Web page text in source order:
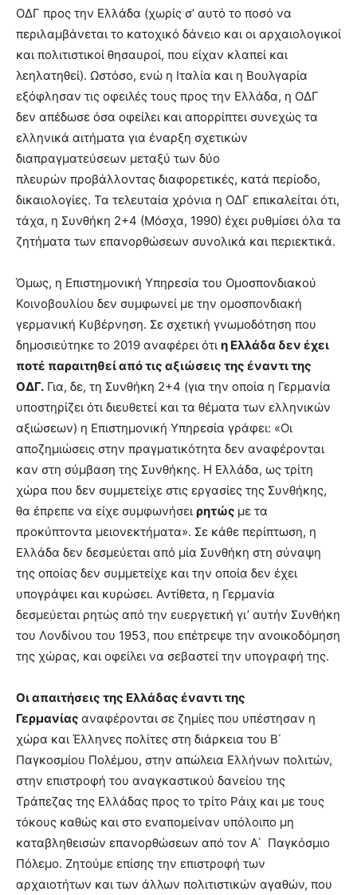
ΟΔΓ προς την Ελλάδα (χωρίς σ’ αυτό το ποσό να
περιλαμβάνεται το κατοχικό δάνειο και οι αρχαιολογικοί
και πολιτιστικοί θησαυροί, που είχαν κλαπεί και
λεηλατηθεί). Ωστόσο, ενώ η Ιταλία και η Βουλγαρία
εξόφλησαν τις οφειλές τους προς την Ελλάδα, η ΟΔΓ
δεν απέδωσε όσα οφείλει και απορρίπτει συνεχώς τα
ελληνικά αιτήματα για έναρξη σχετικών
διαπραγματεύσεων μεταξύ των δύο
πλευρών προβάλλοντας διαφορετικές, κατά περίοδο,
δικαιολογίες. Τα τελευταία χρόνια η ΟΔΓ επικαλείται ότι,
τάχα, η Συνθήκη 2+4 (Μόσχα, 1990) έχει ρυθμίσει όλα τα
ζητήματα των επανορθώσεων συνολικά και περιεκτικά.
Όμως, η Επιστημονική Υπηρεσία του Ομοσπονδιακού
Κοινοβουλίου δεν συμφωνεί με την ομοσπονδιακή
γερμανική Κυβέρνηση. Σε σχετική γνωμοδότηση που
δημοσιεύτηκε το 2019 αναφέρει ότι η Ελλάδα δεν έχει
ποτέ παραιτηθεί από τις αξιώσεις της έναντι της
ΟΔΓ. Για, δε, τη Συνθήκη 2+4 (για την οποία η Γερμανία
υποστηρίζει ότι διευθετεί και τα θέματα των ελληνικών
αξιώσεων) η Επιστημονική Υπηρεσία γράφει: «Οι
αποζημιώσεις στην πραγματικότητα δεν αναφέρονται
καν στη σύμβαση της Συνθήκης. Η Ελλάδα, ως τρίτη
χώρα που δεν συμμετείχε στις εργασίες της Συνθήκης,
θα έπρεπε να είχε συμφωνήσει ρητώς με τα
προκύπτοντα μειονεκτήματα». Σε κάθε περίπτωση, η
Ελλάδα δεν δεσμεύεται από μία Συνθήκη στη σύναψη
της οποίας δεν συμμετείχε και την οποία δεν έχει
υπογράψει και κυρώσει. Αντίθετα, η Γερμανία
δεσμεύεται ρητώς από την ευεργετική γι’ αυτήν Συνθήκη
του Λονδίνου του 1953, που επέτρεψε την ανοικοδόμηση
της χώρας, και οφείλει να σεβαστεί την υπογραφή της.
Οι απαιτήσεις της Ελλάδας έναντι της
Γερμανίας αναφέρονται σε ζημίες που υπέστησαν η
χώρα και Έλληνες πολίτες στη διάρκεια του Β΄
Παγκοσμίου Πολέμου, στην απώλεια Ελλήνων πολιτών,
στην επιστροφή του αναγκαστικού δανείου της
Τράπεζας της Ελλάδας προς το τρίτο Ράιχ και με τους
τόκους καθώς και στο εναπομείναν υπόλοιπο μη
καταβληθεισών επανορθώσεων από τον Α΄ Παγκόσμιο
Πόλεμο. Ζητούμε επίσης την επιστροφή των
αρχαιοτήτων και των άλλων πολιτιστικών αγαθών, που